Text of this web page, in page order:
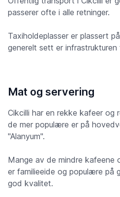
passerer ofte i alle retninger.
Taxiholdeplasser er plassert
generelt sett er infrastrukturen
Mat og servering
Cikcilli har en rekke kafeer og
de mer populære er på
"Alanyum".
Mange av de mindre kafeene
er familieeide og populære på
god kvalitet.